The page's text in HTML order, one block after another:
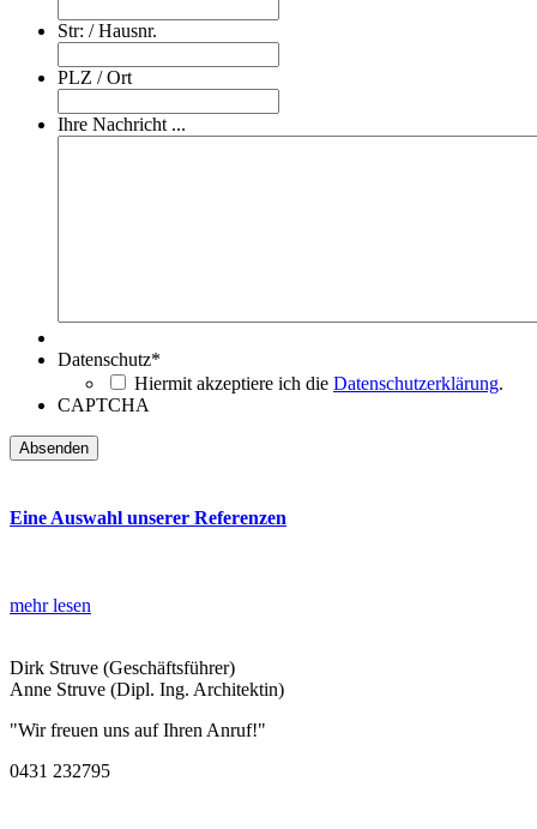
Str: / Hausnr.
PLZ / Ort
Ihre Nachricht ...
Datenschutz*
Hiermit akzeptiere ich die Datenschutzerklärung.
CAPTCHA
Eine Auswahl unserer Referenzen
mehr lesen
Dirk Struve (Geschäftsführer)
Anne Struve (Dipl. Ing. Architektin)
"Wir freuen uns auf Ihren Anruf!"
0431 232795